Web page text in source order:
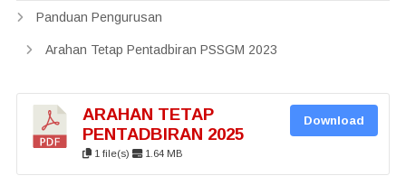
Panduan Pengurusan
Arahan Tetap Pentadbiran PSSGM 2023
ARAHAN TETAP
PENTADBIRAN 2025
1 file(s) 1.64 MB
Download